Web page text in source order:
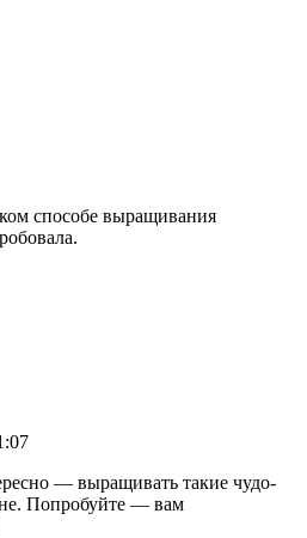
способе выращивания
— выращивать такие чудо-
Попробуйте — вам